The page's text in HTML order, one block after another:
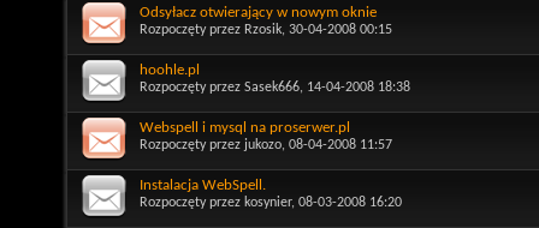
Odsyłacz otwierający w nowym oknie
Rozpoczęty przez Rzosik, 30-04-2008 00:15
hoohle.pl
Rozpoczęty przez Sasek666, 14-04-2008 18:38
Webspell i mysql na proserwer.pl
Rozpoczęty przez jukozo, 08-04-2008 11:57
Instalacja WebSpell.
Rozpoczęty przez kosynier, 08-03-2008 16:20